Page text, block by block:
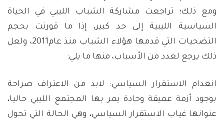
ومع ذلك؛ تراجعت مشاركة الشباب الليبي في الحياة
السياسية الليبية إلى حد كبير، إذا ما قورنت بحجم
التضحيات التي قدمها هؤلاء الشباب منذ عام2011، ولعل
ذلك يرجع لعدد من الأسباب، منها ما يلي:
انعدام الاستقرار السياسي: لابد من الاعتراف صراحة
بوجود أزمة عميقة وحادة يمر بها المجتمع الليبي حاليا،
عنوانها غياب الاستقرار السياسي، وهي الحالة التي تحول